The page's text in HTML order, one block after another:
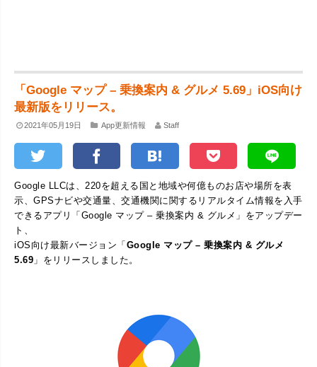
「Google マップ – 乗換案内 & グルメ 5.69」iOS向け
最新版をリリース。
2021年05月19日 App更新情報 Staff
Google LLCは、220を超える国と地域や何億ものお店や場所を表
示、GPSナビや交通量、交通機関に関するリアルタイム情報を入手
できるアプリ「Google マップ – 乗換案内 & グルメ」をアップデー
ト、
iOS向け最新バージョン「Google マップ – 乗換案内 & グルメ
5.69 」をリリースしました。